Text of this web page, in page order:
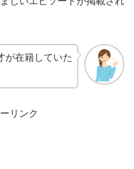
が在籍していた
リンク